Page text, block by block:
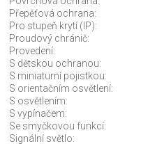
Přepěťová ochrana:
Pro stupeň krytí (IP):
Proudový chránič:
Provedení:
S dětskou ochranou:
S miniaturní pojistkou:
S orientačním osvětlení:
S osvětlením:
S vypínačem:
Se smyčkovou funkcí:
Signální světlo: